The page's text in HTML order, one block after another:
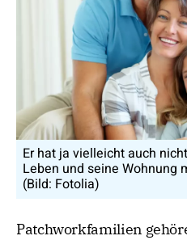
Er hat ja vielleicht auch
Leben und seine Wohnung
(Bild: Fotolia)
Patchworkfamilien